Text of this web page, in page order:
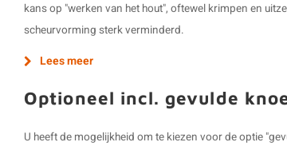
kans op "werken van het hout", oftewel krimpen en
scheurvorming sterk verminderd.
Lees meer
Optioneel incl. gevulde
U heeft de mogelijkheid om te kiezen voor de optie